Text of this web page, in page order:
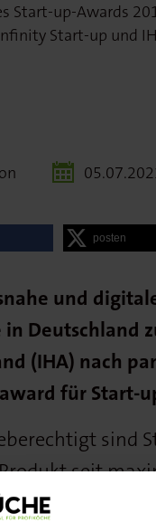
Start-up-Awards
Start-up und
posten
und
Deutschland
(IHA) nach
für Start-
sind
seit